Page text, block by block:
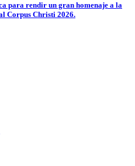
para rendir un gran homenaje a la
Corpus Christi 2026.